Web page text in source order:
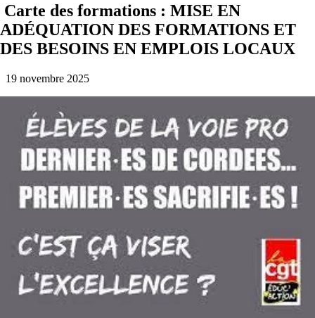
Carte des formations : MISE EN
ADÉQUATION DES FORMATIONS ET
DES BESOINS EN EMPLOIS LOCAUX
19 novembre 2025